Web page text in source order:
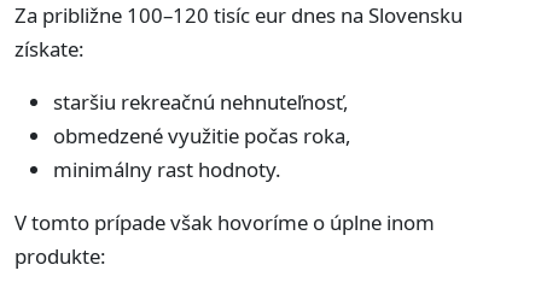
Za približne 100–120 tisíc eur dnes na Slovensku
získate:
staršiu rekreačnú nehnuteľnosť,
obmedzené využitie počas roka,
minimálny rast hodnoty.
V tomto prípade však hovoríme o úplne inom
produkte: